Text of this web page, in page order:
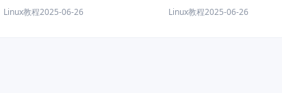
Linux教程2025-06-26 Linux教程2025-06-26